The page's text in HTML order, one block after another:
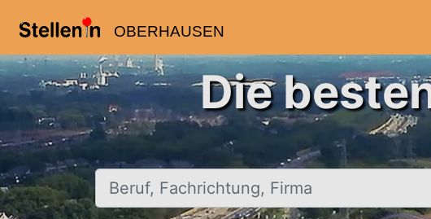
OBERHAUSEN
Die
Beruf, Fachrichtung, Firma